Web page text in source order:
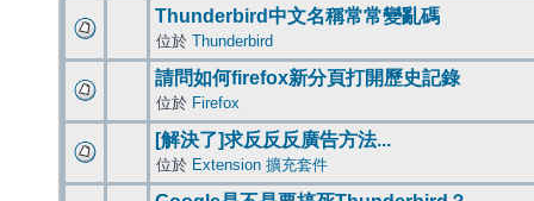
Thunderbird中文名稱常常變亂碼
位於 Thunderbird
請問如何firefox新分頁打開歷史記錄
位於 Firefox
[解決了]求反反反廣告方法...
位於 Extension 擴充套件